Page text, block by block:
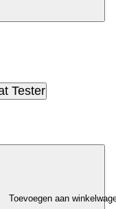
Tester
Toevoegen aan